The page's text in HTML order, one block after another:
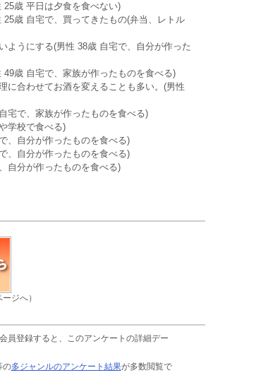
25歳 平日は夕食を食べない)
歳 自宅で、買ってきたもの(弁当、レトル
ようにする(男性 38歳 自宅で、自分が作った
歳 自宅で、家族が作ったものを食べる)
に合わせてお酒を変えることも多い。(男性
宅で、家族が作ったものを食べる)
学校で食べる)
、自分が作ったものを食べる)
、自分が作ったものを食べる)
自分が作ったものを食べる)
ジへ）
員登録すると、このアンケートの詳細デー
の多ジャンルのアンケート結果が多数閲覧で